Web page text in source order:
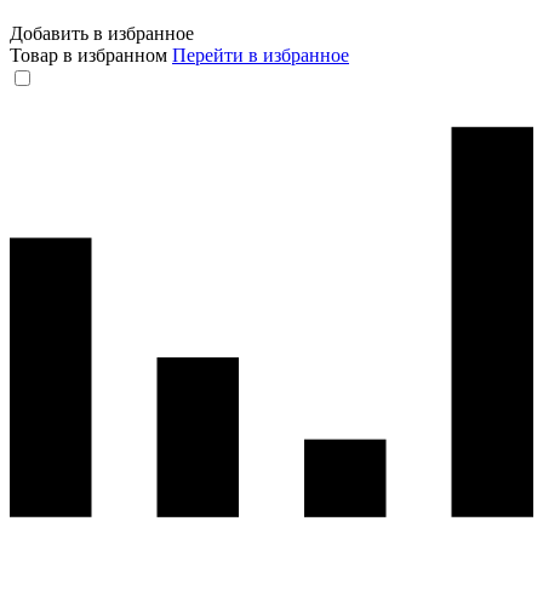
Добавить в избранное
Товар в избранном Перейти в избранное